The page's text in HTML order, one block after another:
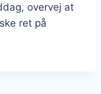
overvej at
ret på